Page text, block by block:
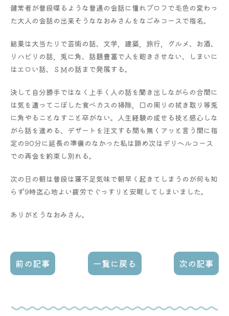
健常者が普段喋るような普通の会話に憧れプロフで毛色の変わっ
た大人の会話の出来そうななおみさんをなごみコースで指名。
結果は大当たりで芸術の話、文学，建築，旅行，グルメ、お酒、
リハビリの話，兎に角、話題豊富で人を飽きさせない、しまいに
はエロい話、ＳＭの話まで発展する。
決して自分勝手ではなく上手く人の話を聞き出しながらの合間に
は気を遣ってこぼした食べカスの掃除，口の周りの拭き取り等兎
に角やることなすこと卒がない。人生経験の成せる技と感心しな
がら話を進める、デザートを注文する間も無くアッと言う間に指
定の90分に延長の準備のなかった私は諦め次はデリヘルコース
での再会を約束し別れる。
次の日の朝は普段は寝不足気味で朝早く起きてしまうのが何も知
らず9時迄心地よい疲労でぐっすりと安眠してしまいました。
ありがとうなおみさん。
前の記事 一覧に戻る 次の記事